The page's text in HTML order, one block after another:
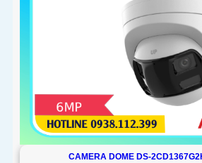
CAMERA DOME DS-